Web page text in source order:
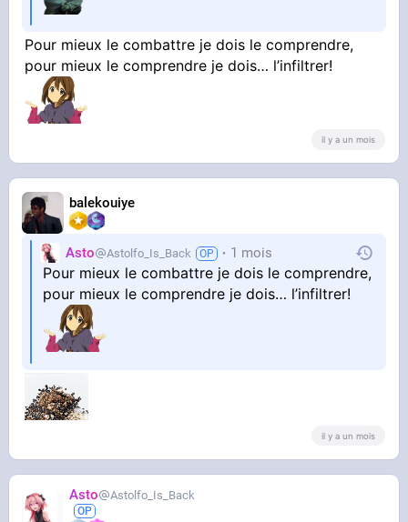
Pour mieux le combattre je dois le comprendre,
pour mieux le comprendre je dois… l’infiltrer!
il y a un mois
balekouiye
Asto Astolfo_Is_Back 1 mois
Pour mieux le combattre je dois le comprendre,
pour mieux le comprendre je dois… l’infiltrer!
il y a un mois
Asto Astolfo_Is_Back